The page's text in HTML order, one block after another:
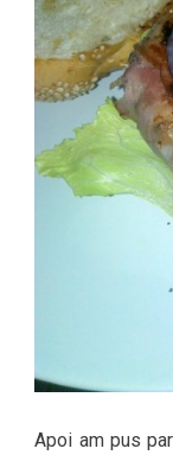
Apoi am pus